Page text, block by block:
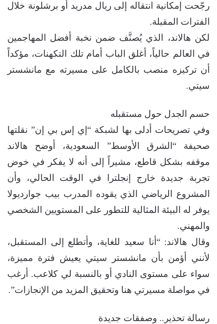
رجّحت إمكانية انتقاله إلى ريال مدريد أو برشلونة خلال
الفترات المقبلة.
لكن هالاند، الذي يُصنَّف ضمن نخبة أفضل المهاجمين
في العالم حالياً، أغلق الباب أمام تلك التكهنات، مؤكداً
أن تركيزه منصب بالكامل على مسيرته مع مانشستر
سيتي.
حسم الجدل حول مستقبله
وفي تصريحات أدلى بها لشبكة “إي إس بي إن” نقلتها
صحيفة “الشرق الأوسط” السعودية، أوضح هالاند
موقفه بشكل قاطع، مشيراً إلى أنه لا يفكر في خوض
تجربة جديدة خارج إنجلترا في الوقت الحالي، وأن
المشروع الرياضي الذي يقوده المدرب بيب جوارديولا
يوفر له البيئة المثالية للتطور على المستويين الشخصي
والمهني.
وقال هالاند: “أنا سعيد للغاية، وأتطلع إلى المستقبل،
لأنني أؤمن بأن مانشستر سيتي يعيش فترة مميزة،
سواء على مستوى النادي أو بالنسبة لي كلاعب. أرغب
في مواصلة مسيرتي هنا وتحقيق المزيد من الإنجازات”.
رسالة تحذير.. وصفقات جديدة